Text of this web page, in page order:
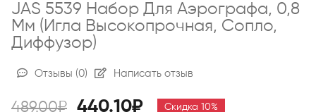
JAS 5539 Набор Для Аэрографа, 0,8
Мм (игла Высокопрочная, Сопло,
Диффузор)
Отзывы (0) Написать отзыв
489.00₽ 440.10₽ Скидка 10%